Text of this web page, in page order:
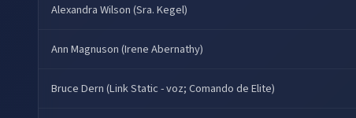
Alexandra Wilson (Sra. Kegel)
Ann Magnuson (Irene Abernathy)
Bruce Dern (Link Static - voz; Comando de Elite)